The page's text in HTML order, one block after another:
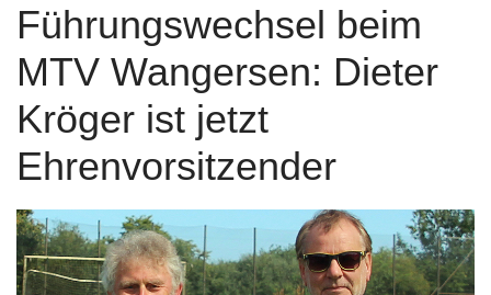
Führungswechsel beim
MTV Wangersen: Dieter
Kröger ist jetzt
Ehrenvorsitzender